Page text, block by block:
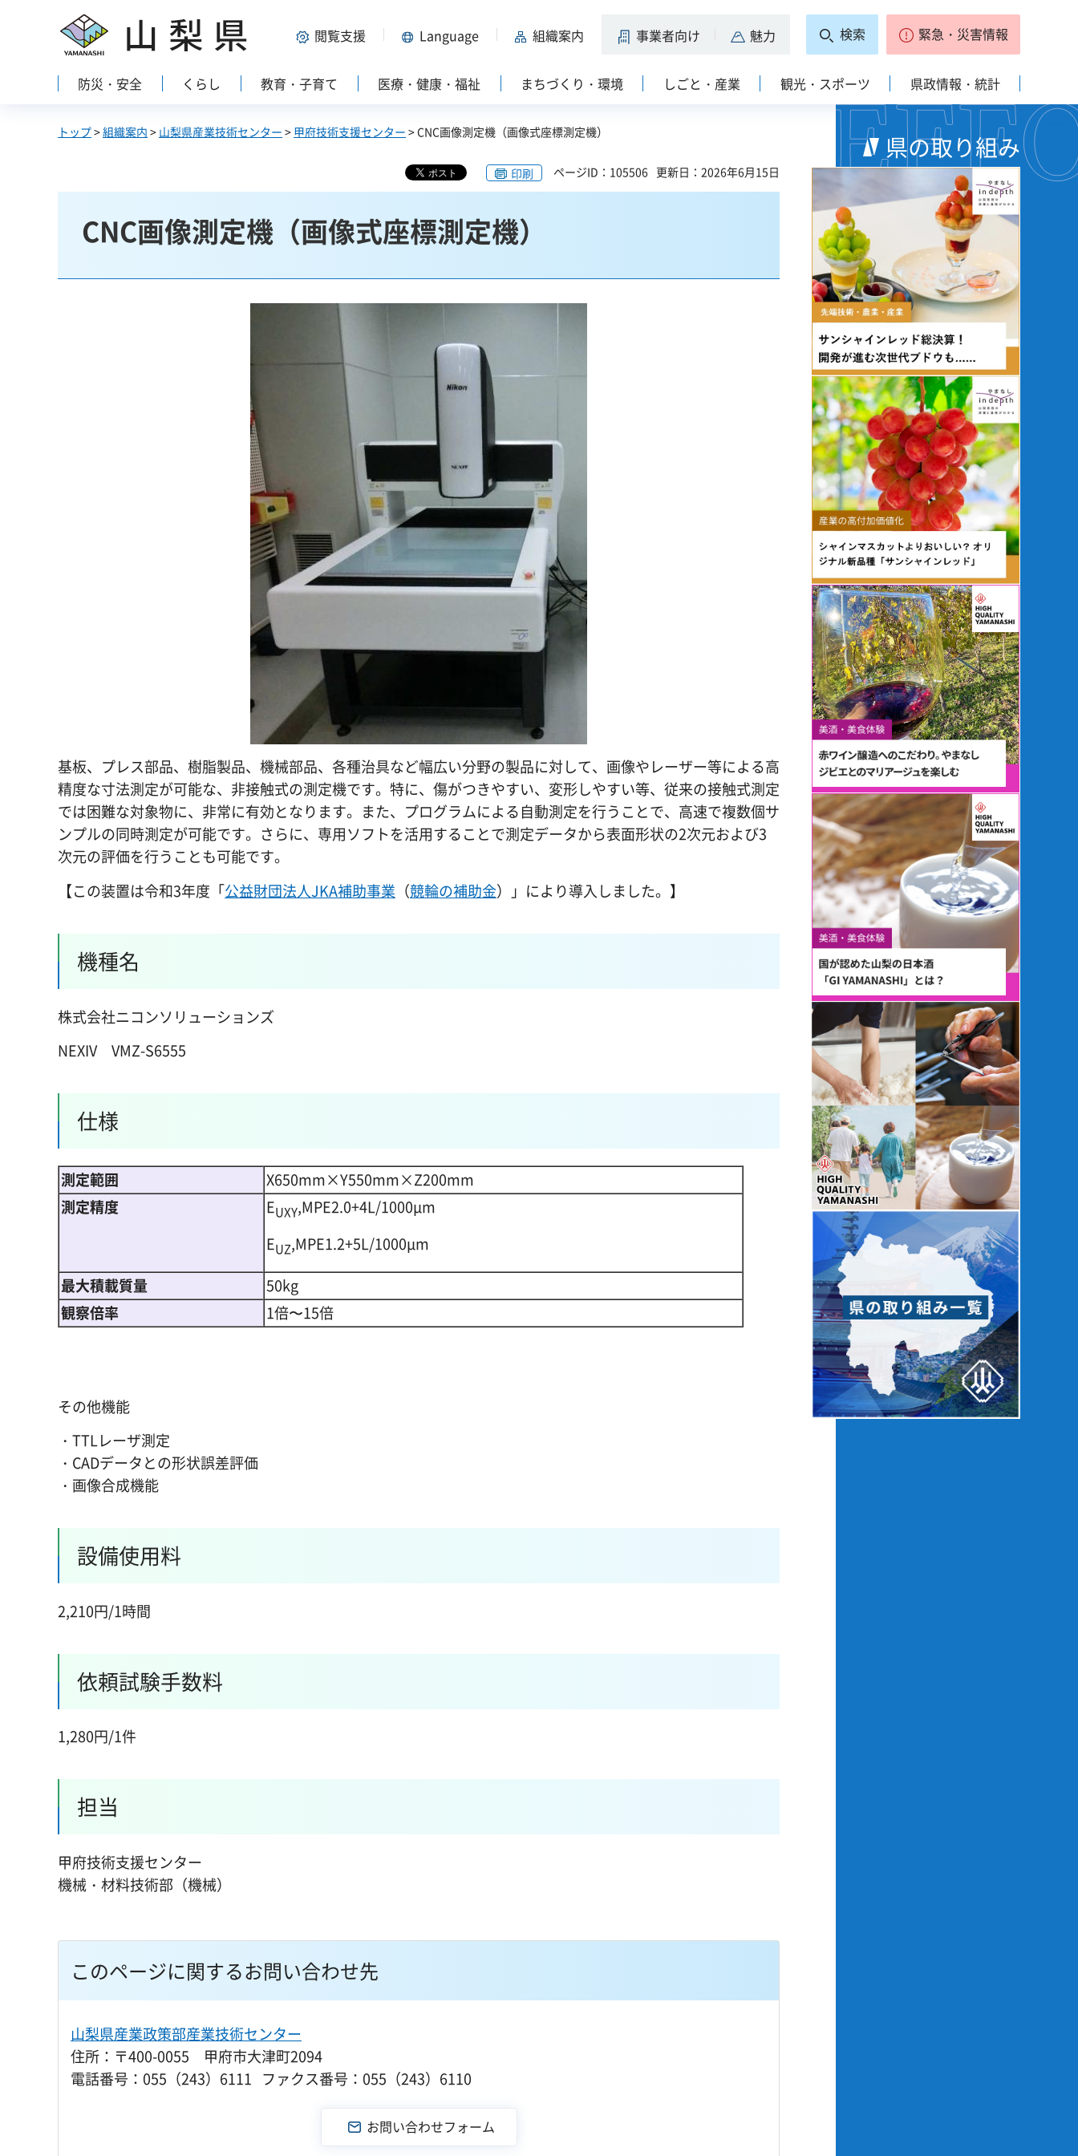
山梨県 閲覧支援 Language 組織案内 事業者向け 魅力 検索 緊急・災害情報
防災・安全 くらし 教育・子育て 医療・健康・福祉 まちづくり・環境 しごと・産業 観光・スポーツ 県政情報・統計
トップ>組織案内 > 山梨県産業技術センター > 甲府技術支援センター > CNC画像測定機（画像式座標測定機）
印刷 ページID：105506 更新日：2026年6月15日
CNC画像測定機（画像式座標測定機）
基板、プレス部品、樹脂製品、機械部品、各種治具など幅広い分野の製品に対して、画像やレーザー等による高
精度な寸法測定が可能な、非接触式の測定機です。特に、傷がつきやすい、変形しやすい等、従来の接触式測定
では困難な対象物に、非常に有効となります。また、プログラムによる自動測定を行うことで、高速で複数個サ
ンプルの同時測定が可能です。さらに、専用ソフトを活用することで測定データから表面形状の2次元および3
次元の評価を行うことも可能です。
【この装置は令和3年度「公益財団法人JKA補助事業 （競輪の補助金）」により導入しました。】
機種名
株式会社ニコンソリューションズ
NEXIV
VMZ-S6555
仕様
測定範囲
X650mm×Y550mm×Z200mm
測定精度
EUXY,MPE2.0+4L/1000μm
EUZ,MPE1.2+5L/1000μm
最大積載質量
50kg
観察倍率
1倍〜15倍
その他機能
・TTLレーザ測定
・CADデータとの形状誤差評価
・画像合成機能
設備使用料
2,210円/1時間
依頼試験手数料
1,280円/1件
担当
甲府技術支援センター
機械・材料技術部（機械）
このページに関するお問い合わせ先
山梨県産業政策部産業技術センター
住所：〒400-0055 甲府市大津町2094
電話番号：055（243）6111 ファクス番号：055（243）6110
県の取り組み